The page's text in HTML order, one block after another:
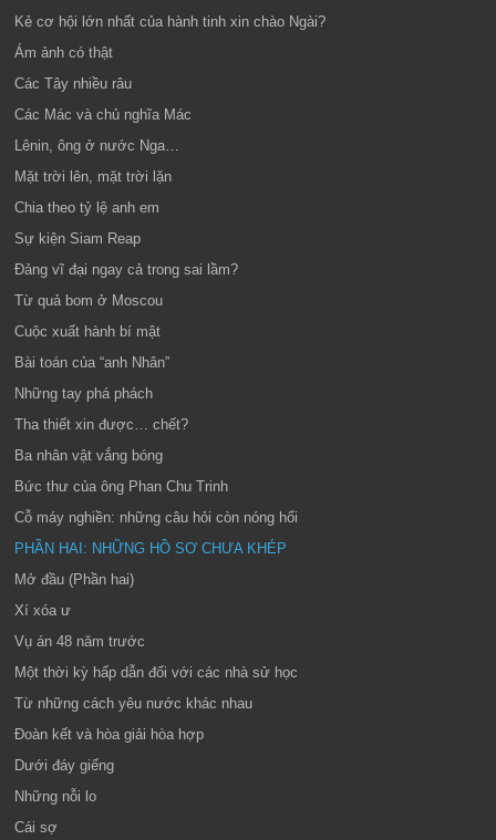
Kẻ cơ hội lớn nhất của hành tinh xin chào Ngài?
Ám ảnh có thật
Các Tây nhiều râu
Các Mác và chủ nghĩa Mác
Lênin, ông ở nước Nga…
Mặt trời lên, mặt trời lặn
Chia theo tỷ lệ anh em
Sự kiện Siam Reap
Đảng vĩ đại ngay cả trong sai lầm?
Từ quả bom ở Moscou
Cuộc xuất hành bí mật
Bài toán của “anh Nhân”
Những tay phá phách
Tha thiết xin được… chết?
Ba nhân vật vắng bóng
Bức thư của ông Phan Chu Trinh
Cỗ máy nghiền: những câu hỏi còn nóng hổi
PHẦN HAI: NHỮNG HỒ SƠ CHƯA KHÉP
Mở đầu (Phần hai)
Xí xóa ư
Vụ án 48 năm trước
Một thời kỳ hấp dẫn đối với các nhà sử học
Từ những cách yêu nước khác nhau
Đoàn kết và hòa giải hòa hợp
Dưới đáy giếng
Những nỗi lo
Cái sợ